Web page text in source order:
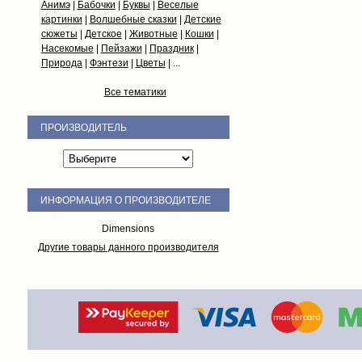
Анимэ| Бабочки Буквы
Веселые
картинки
Волшебные сказки
Детские
сюжеты
Детское Животные Кошки
Насекомые
Пейзажи Праздник|
Природа| Фэнтези Цветы | ...
Все тематики
ПРОИЗВОДИТЕЛЬ
ИНФОРМАЦИЯ О ПРОИЗВОДИТЕЛЕ
Dimensions
Другие товары данного производителя